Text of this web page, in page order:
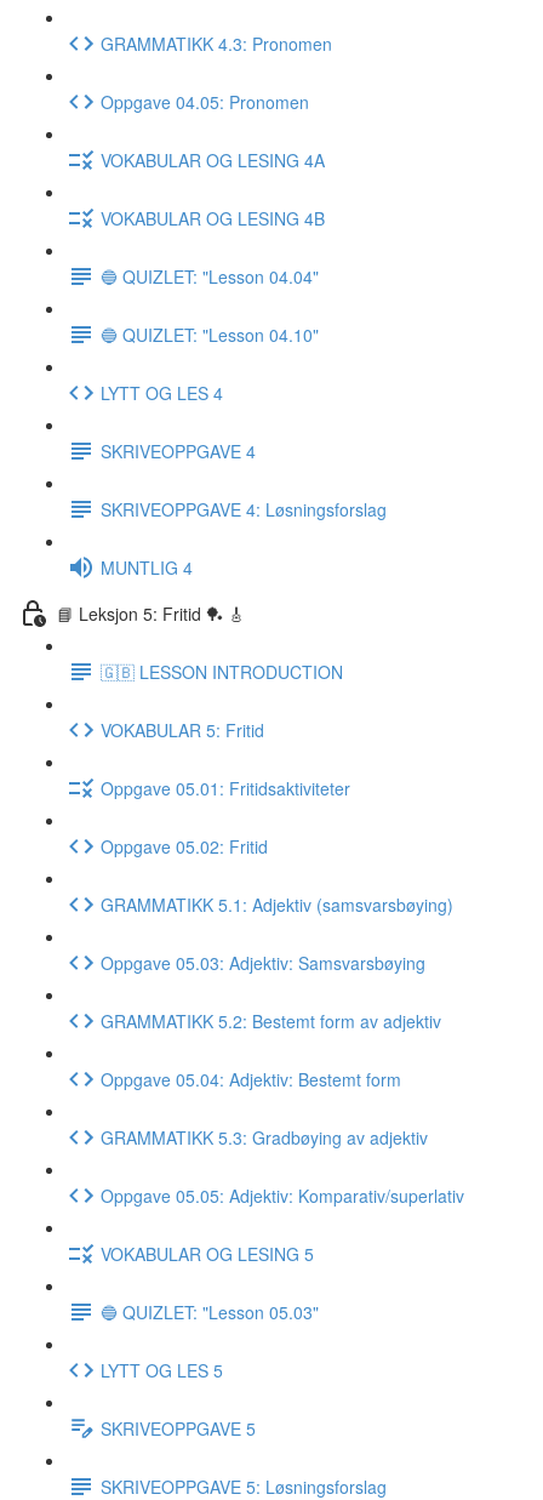
GRAMMATIKK 4.3: Pronomen
Oppgave 04.05: Pronomen
VOKABULAR OG LESING 4A
VOKABULAR OG LESING 4B
🔵 QUIZLET: "Lesson 04.04"
🔵 QUIZLET: "Lesson 04.10"
LYTT OG LES 4
SKRIVEOPPGAVE 4
SKRIVEOPPGAVE 4: Løsningsforslag
MUNTLIG 4
📘 Leksjon 5: Fritid 🏓 🎸
🇬🇧 LESSON INTRODUCTION
VOKABULAR 5: Fritid
Oppgave 05.01: Fritidsaktiviteter
Oppgave 05.02: Fritid
GRAMMATIKK 5.1: Adjektiv (samsvarsbøying)
Oppgave 05.03: Adjektiv: Samsvarsbøying
GRAMMATIKK 5.2: Bestemt form av adjektiv
Oppgave 05.04: Adjektiv: Bestemt form
GRAMMATIKK 5.3: Gradbøying av adjektiv
Oppgave 05.05: Adjektiv: Komparativ/superlativ
VOKABULAR OG LESING 5
🔵 QUIZLET: "Lesson 05.03"
LYTT OG LES 5
SKRIVEOPPGAVE 5
SKRIVEOPPGAVE 5: Løsningsforslag